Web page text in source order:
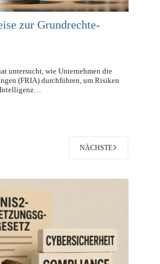
zur Grundrechte-
untersucht, wie Unternehmen die
(FRIA) durchführen, um Risiken